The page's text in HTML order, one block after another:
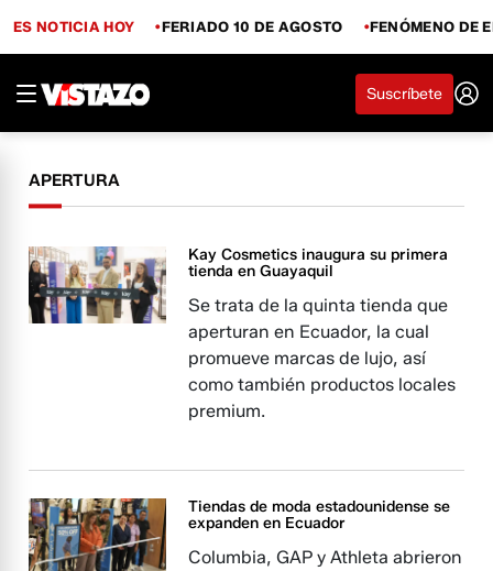
ES NOTICIA HOY FERIADO 10 DE AGOSTO FENÓMENO DE
Suscríbete
APERTURA
Kay Cosmetics inaugura su primera
tienda en Guayaquil
Se trata de la quinta tienda que
aperturan en Ecuador, la cual
promueve marcas de lujo, así
como también productos locales
premium.
Tiendas de moda estadounidense se
expanden en Ecuador
Columbia, GAP y Athleta abrieron